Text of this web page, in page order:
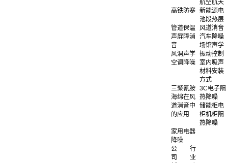
航空航天
高铁防寒 新能源电
池段热层
管道保温
风道消音
声屏障消
音
汽车降噪
场馆声学
风洞声学 振动控制
空调降噪 室内吸声
材料安装
方式
三聚氰胺
海绵在风
道消音中
的应用
3C电子隔
热降噪
储能柜电
柜机柜隔
热降噪
家用电器
降噪
公
司
行
业